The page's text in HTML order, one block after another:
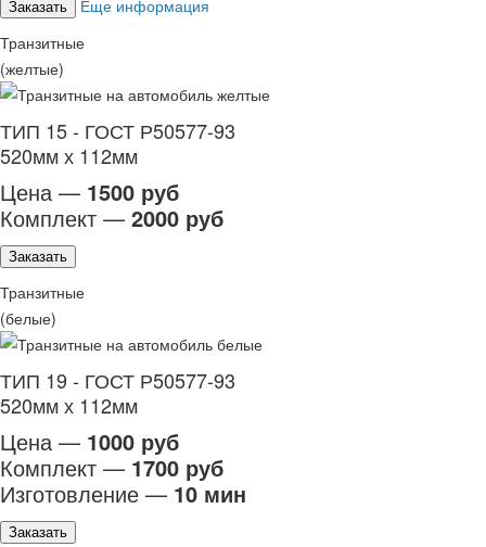
Заказать
Еще информация
Транзитные
(желтые)
ТИП 15 - ГОСТ Р50577-93
520мм х 112мм
Цена — 1500 руб
Комплект — 2000 руб
Заказать
Транзитные
(белые)
ТИП 19 - ГОСТ Р50577-93
520мм х 112мм
Цена — 1000 руб
Комплект — 1700 руб
Изготовление — 10 мин
Заказать